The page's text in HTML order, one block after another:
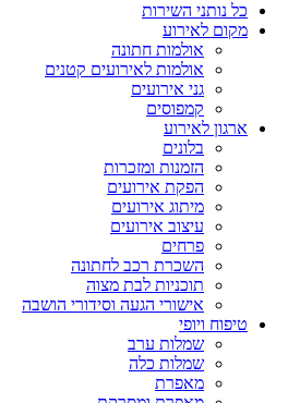
כל נותני השירות
מקום לאירוע
אולמות חתונה
אולמות לאירועים קטנים
גני אירועים
קמפוסים
ארגון לאירוע
בלונים
הזמנות ומזכרות
הפקת אירועים
מיתוג אירועים
עיצוב אירועים
פרחים
השכרת רכב לחתונה
תוכניות לבת מצוה
אישורי הגעה וסידורי הושבה
טיפוח ויופי
שמלות ערב
שמלות כלה
מאפרת